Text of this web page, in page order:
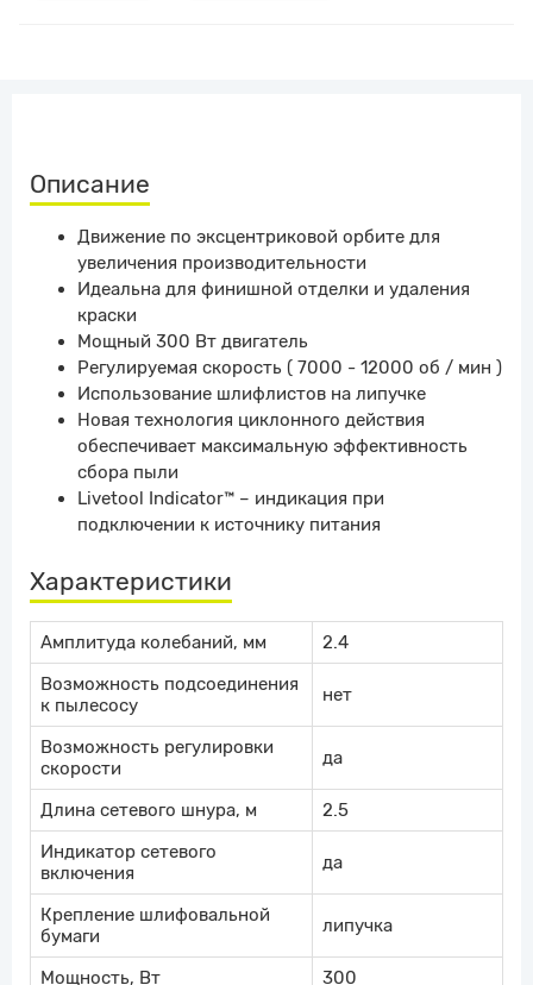
Описание
Движение по эксцентриковой орбите для
увеличения производительности
Идеальна для финишной отделки и удаления
краски
Мощный 300 Вт двигатель
Регулируемая скорость ( 7000 - 12000 об / мин )
Использование шлифлистов на липучке
Новая технология циклонного действия
обеспечивает максимальную эффективность
сбора пыли
Livetool Indicator™ – индикация при
подключении к источнику питания
Характеристики
Амплитуда колебаний, мм
2.4
Возможность подсоединения
к пылесосу
нет
Возможность регулировки
скорости
да
Длина сетевого шнура, м
2.5
Индикатор сетевого
включения
да
Крепление шлифовальной
бумаги
липучка
Мощность, Вт 300